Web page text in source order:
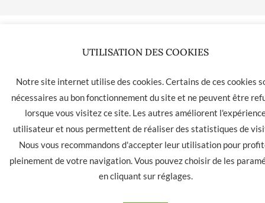
UTILISATION DES COOKIES
Notre site internet utilise des cookies. Certains de ces cookies
nécessaires au bon fonctionnement du site et ne peuvent être
lorsque vous visitez ce site. Les autres améliorent
utilisateur et nous permettent de réaliser des statistiques de
Nous vous recommandons d'accepter leur utilisation pour
pleinement de votre navigation. Vous pouvez choisir de les
en cliquant sur réglages.